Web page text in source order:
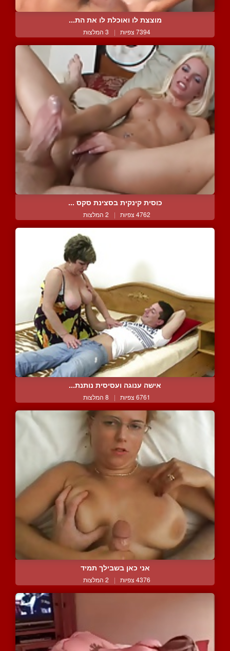
מוצצת לו ואוכלת לו את הת...
7394 צפיות | 3 המלצות
כוסית קינקית בסצינת סקס ...
4762 צפיות | 2 המלצות
אישה ענוגה ועסיסית נותנת...
6761 צפיות | 8 המלצות
אני כאן בשבילך תמיד
4376 צפיות | 2 המלצות